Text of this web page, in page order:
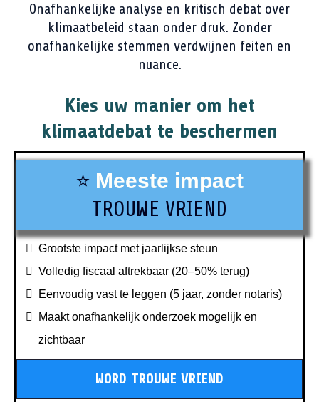
Onafhankelijke analyse en kritisch debat over
klimaatbeleid staan onder druk. Zonder
onafhankelijke stemmen verdwijnen feiten en
nuance.
Kies uw manier om het
klimaatdebat te beschermen
⭐ Meeste impact
TROUWE VRIEND
Grootste impact met jaarlijkse steun
Volledig fiscaal aftrekbaar (20–50% terug)
Eenvoudig vast te leggen (5 jaar, zonder notaris)
Maakt onafhankelijk onderzoek mogelijk en
zichtbaar
WORD TROUWE VRIEND